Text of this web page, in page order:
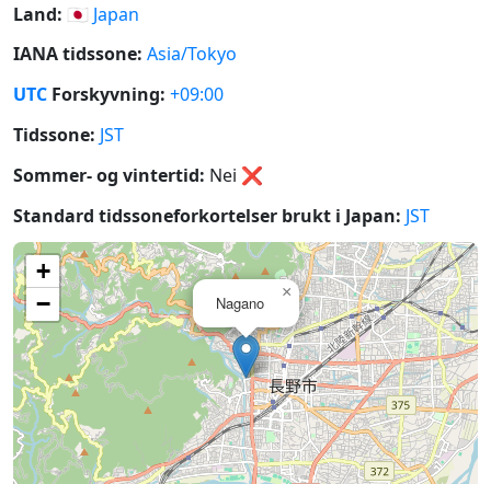
Land: 🇯🇵 Japan
IANA tidssone: Asia/Tokyo
UTC Forskyvning: +09:00
Tidssone: JST
Sommer- og vintertid: Nei ❌
Standard tidssoneforkortelser brukt i Japan: JST
Nagano
×
+
−